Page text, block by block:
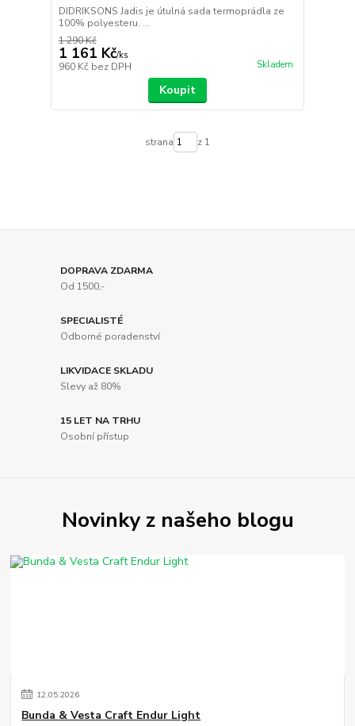
DIDRIKSONS Jadis je útulná sada termoprádla ze
100% polyesteru. ...
1 290 Kč
1 161 Kč/ks
960 Kč bez DPH Skladem
Koupit
strana z 1
DOPRAVA ZDARMA
Od 1500,-
SPECIALISTÉ
Odborné poradenství
LIKVIDACE SKLADU
Slevy až 80%
15 LET NA TRHU
Osobní přístup
Novinky z našeho blogu
12.05.2026
Bunda & Vesta Craft Endur Light